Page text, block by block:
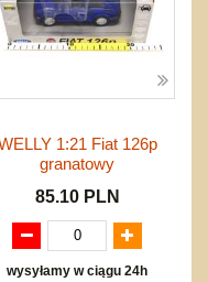
1:21 Fiat 126p
granatowy
85.10 PLN
wysyłamy w ciągu 24h